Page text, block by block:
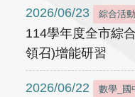
2026/06/23 綜合活
114學年度全市綜
領召)增能研習
2026/06/22 數學_國